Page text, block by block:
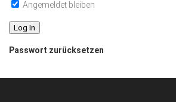
Angemeldet bleiben
Passwort zurücksetzen